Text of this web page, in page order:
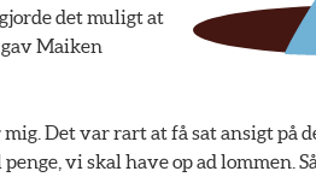
det muligt at
Maiken
Det var rart at få sat ansigt på
vi skal have op ad lommen.